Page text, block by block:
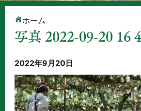
ホーム
写真 2022-09-20 16
2022年9月20日